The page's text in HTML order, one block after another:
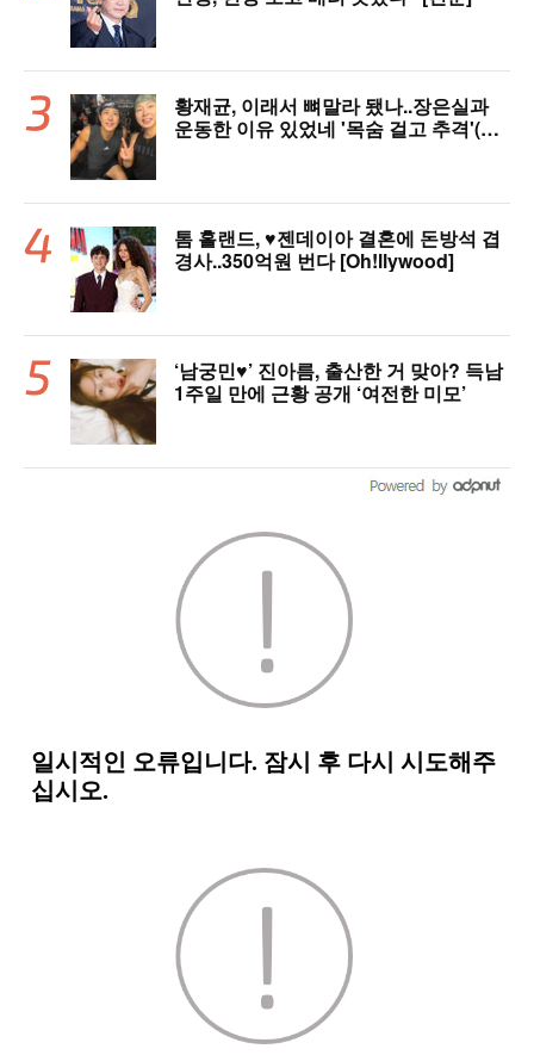
황재균, 이래서 뼈말라 됐나..장은실과
운동한 이유 있었네 '목숨 걸고 추격'(술
톰 홀랜드, ♥︎젠데이아 결혼에 돈방석 겹
경사..350억원 번다 [Oh!llywood]
‘남궁민♥’ 진아름, 출산한 거 맞아? 득남
1주일 만에 근황 공개 ‘여전한 미모’